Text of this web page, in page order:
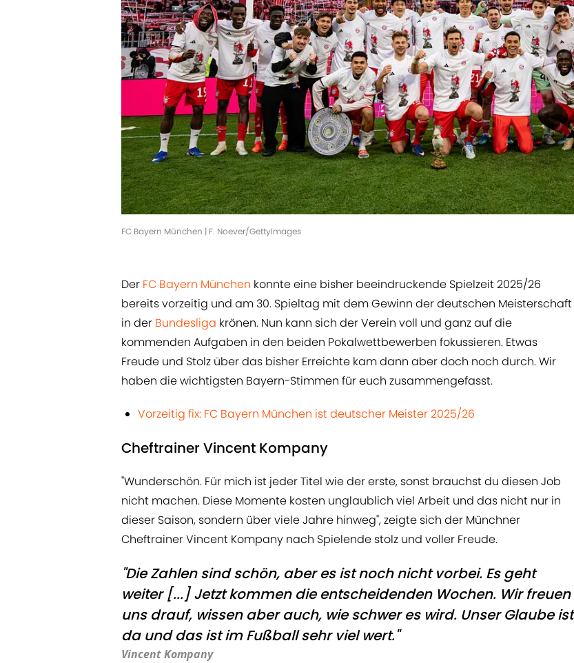
FC Bayern München | F. Noever/GettyImages
Der FC Bayern München konnte eine bisher beeindruckende Spielzeit 2025/26
bereits vorzeitig und am 30. Spieltag mit dem Gewinn der deutschen Meisterschaft
in der Bundesliga krönen. Nun kann sich der Verein voll und ganz auf die
kommenden Aufgaben in den beiden Pokalwettbewerben fokussieren. Etwas
Freude und Stolz über das bisher Erreichte kam dann aber doch noch durch. Wir
haben die wichtigsten Bayern-Stimmen für euch zusammengefasst.
Vorzeitig fix: FC Bayern München ist deutscher Meister 2025/26
Cheftrainer Vincent Kompany
"Wunderschön. Für mich ist jeder Titel wie der erste, sonst brauchst du diesen Job
nicht machen. Diese Momente kosten unglaublich viel Arbeit und das nicht nur in
dieser Saison, sondern über viele Jahre hinweg", zeigte sich der Münchner
Cheftrainer Vincent Kompany nach Spielende stolz und voller Freude.
"Die Zahlen sind schön, aber es ist noch nicht vorbei. Es geht
weiter [...] Jetzt kommen die entscheidenden Wochen. Wir freuen
uns drauf, wissen aber auch, wie schwer es wird. Unser Glaube ist
da und das ist im Fußball sehr viel wert."
Vincent Kompany